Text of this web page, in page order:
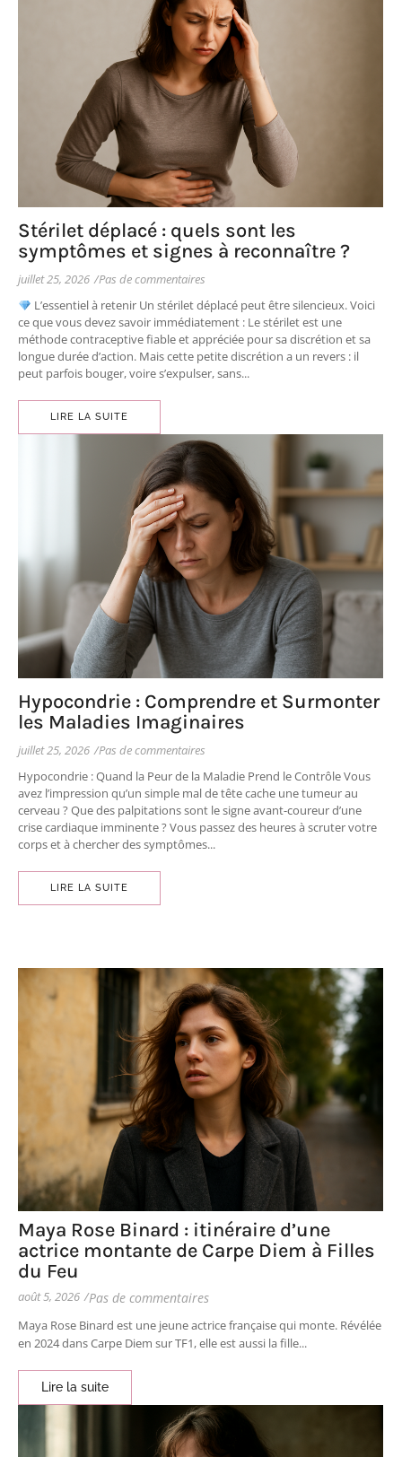
Stérilet déplacé : quels sont les
symptômes et signes à reconnaître ?
juillet 25, 2026 /Pas de commentaires
L’essentiel à retenir Un stérilet déplacé peut être silencieux. Voici
ce que vous devez savoir immédiatement : Le stérilet est une
méthode contraceptive fiable et appréciée pour sa discrétion et sa
longue durée d’action. Mais cette petite discrétion a un revers : il
peut parfois bouger, voire s’expulser, sans...
LIRE LA SUITE
Hypocondrie : Comprendre et Surmonter
les Maladies Imaginaires
juillet 25, 2026 /Pas de commentaires
Hypocondrie : Quand la Peur de la Maladie Prend le Contrôle Vous
avez l’impression qu’un simple mal de tête cache une tumeur au
cerveau ? Que des palpitations sont le signe avant-coureur d’une
crise cardiaque imminente ? Vous passez des heures à scruter votre
corps et à chercher des symptômes...
LIRE LA SUITE
Maya Rose Binard : itinéraire d’une
actrice montante de Carpe Diem à Filles
du Feu
août 5, 2026 /Pas de commentaires
Maya Rose Binard est une jeune actrice française qui monte. Révélée
en 2024 dans Carpe Diem sur TF1, elle est aussi la fille...
Lire la suite